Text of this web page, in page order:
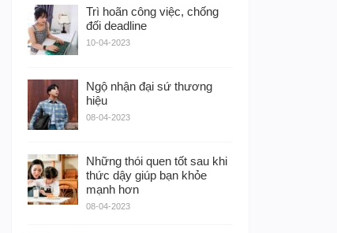
Trì hoãn công việc, chống
đối deadline
10-04-2023
Ngộ nhận đại sứ thương
hiệu
08-04-2023
Những thói quen tốt sau khi
thức dậy giúp bạn khỏe
mạnh hơn
08-04-2023